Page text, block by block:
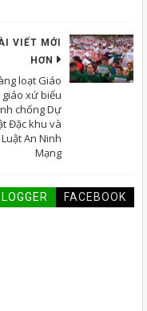
VIẾT MỚI
HƠN
loạt Giáo
giáo xứ biểu
chống Dự
Đặc khu và
Luật An Ninh
Mạng
FACEBOOK